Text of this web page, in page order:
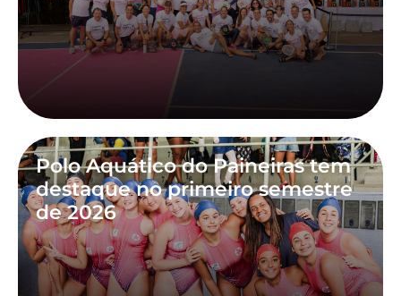
Polo Aquático do Paineiras tem
destaque no primeiro semestre
de 2026